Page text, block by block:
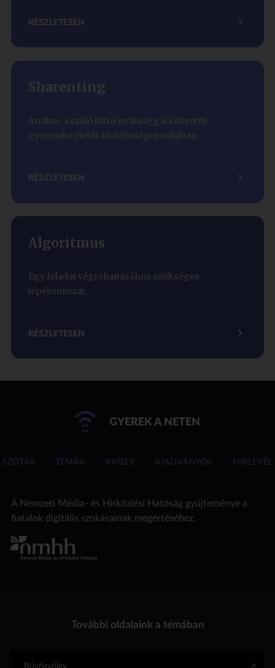
RÉSZLETESEN
Sharenting
Amikor a szülő túlzó nyíltsággal közvetíti
gyermeke életét a közösségi médiában.
RÉSZLETESEN
Algoritmus
Egy feladat végrehajtásához szükséges
lépéssorozat.
RÉSZLETESEN
GYEREK A NETEN
SZÓTÁR TÉMÁK KVÍZEK KIADVÁNYOK HÍRLEVÉL
A Nemzeti Média- és Hírközlési Hatóság gyűjteménye a
fiatalok digitális szokásainak megértéséhez.
További oldalaink a témában
Bűvösvölgy